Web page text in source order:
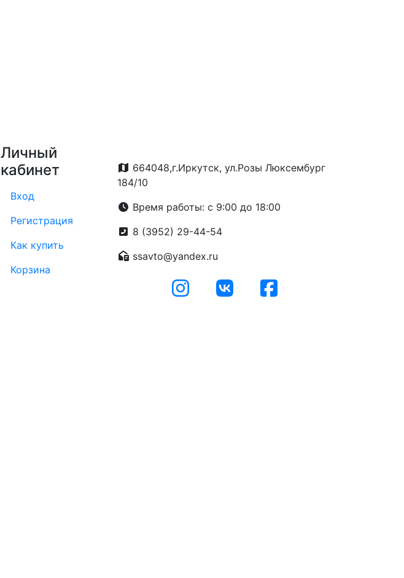
Личный
кабинет
Вход
Регистрация
Как купить
Корзина
664048,г.Иркутск, ул.Розы Люксембург
184/10
Время работы: с 9:00 до 18:00
8 (3952) 29-44-54
ssavto@yandex.ru